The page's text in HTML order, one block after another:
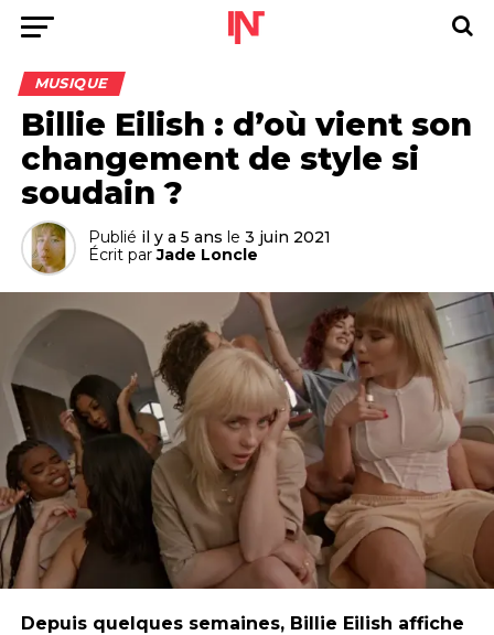
MUSIQUE
Billie Eilish : d’où vient son
changement de style si
soudain ?
Publié il y a 5 ans le 3 juin 2021
Écrit par Jade Loncle
Depuis quelques semaines, Billie Eilish affiche